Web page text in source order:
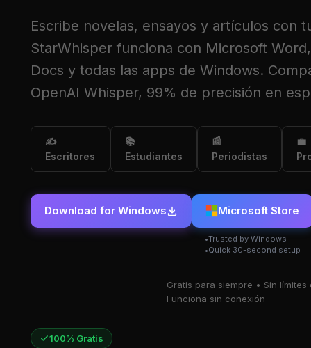
Escribe novelas, ensayos y artículos con
StarWhisper funciona con Microsoft
Docs y todas las apps de Windows.
OpenAI Whisper, 99% de precisión en
✍️
Escritores
📚
Estudiantes
📰
Periodistas
💼
Download for Windows Microsoft Store
Trusted by Windows
Quick 30-second setup
Gratis para siempre
Sin límites
Funciona sin conexión
100% Gratis